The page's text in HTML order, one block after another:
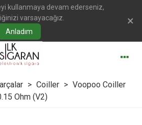
kullanmaya devam ederseniz,
varsayacağız.
Anladım
×
> Coiller > Voopoo Coiller
Ohm (V2)